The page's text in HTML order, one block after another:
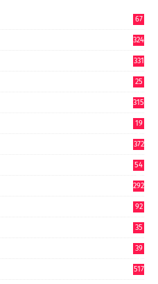
67
324
331
25
315
19
372
54
292
92
35
39
517